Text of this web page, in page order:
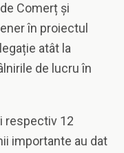
Comerț și
în proiectul
atât la
de lucru în
respectiv 12
importante au dat